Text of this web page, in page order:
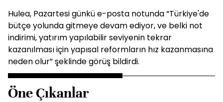
Hulea, Pazartesi günkü e-posta notunda “Türkiye'de
bütçe yolunda gitmeye devam ediyor, ve belki not
indirimi, yatırım yapılabilir seviyenin tekrar
kazanılması için yapısal reformların hız kazanmasına
neden olur” şeklinde görüş bildirdi.
Öne Çıkanlar